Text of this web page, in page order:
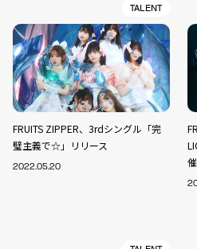
TALENT
FRUITS ZIPPER、3rdシングル「完
璧主義で☆」リリース
2022.05.20